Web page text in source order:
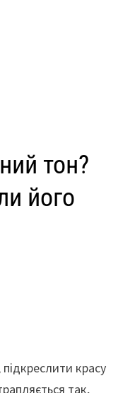
тон?
його
красу
так,